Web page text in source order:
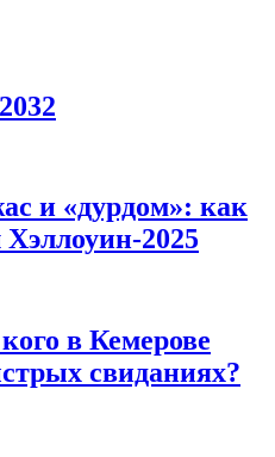
и «дурдом»: как
2025
в Кемерове
свиданиях?